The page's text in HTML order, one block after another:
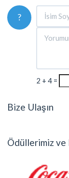
?
2 + 4 =
Bize Ulaşın
Ödüllerimiz